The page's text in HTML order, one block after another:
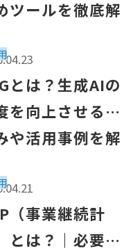
ツールを徹底解
せる仕組みや活用事
とは？生成AIの
を向上させる仕
や活用事例を解
要とされる背景や策
（事業継続計
とは？｜必要と